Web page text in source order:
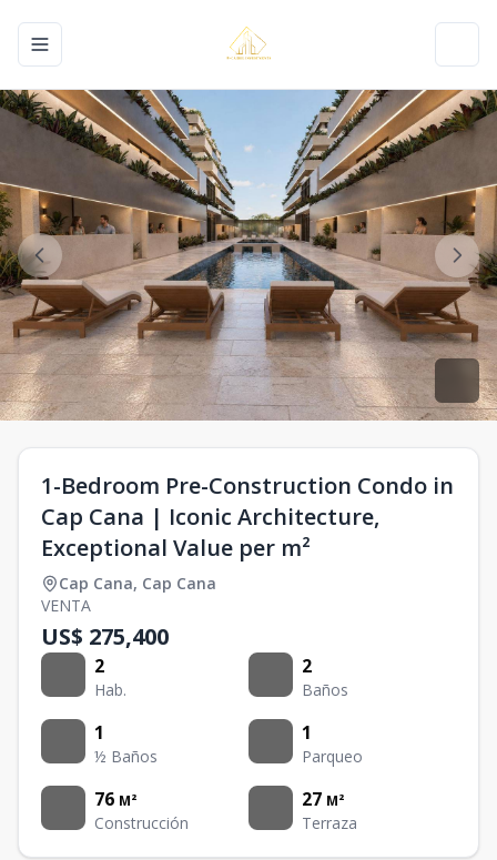
Toggle navigation menu
1-Bedroom Pre-Construction Condo in
Cap Cana | Iconic Architecture,
Exceptional Value per m²
Cap Cana, Cap Cana
VENTA
US$ 275,400
2
Hab.
2
Baños
1
½ Baños
1
Parqueo
76 M²
Construcción
27 M²
Terraza